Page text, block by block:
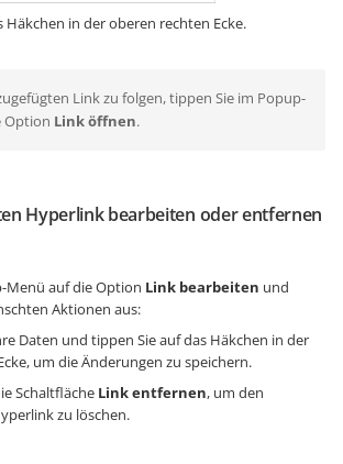
Häkchen in der oberen rechten Ecke.
Link zu folgen, tippen Sie im Popup-
Option Link öffnen.
Hyperlink bearbeiten oder entfernen
Menü auf die Option Link bearbeiten und
Aktionen aus:
Daten und tippen Sie auf das Häkchen in der
um die Änderungen zu speichern.
Schaltfläche Link entfernen, um den
zu löschen.